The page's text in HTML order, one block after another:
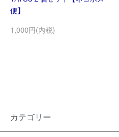
便】
1,000円(内税)
カテゴリー